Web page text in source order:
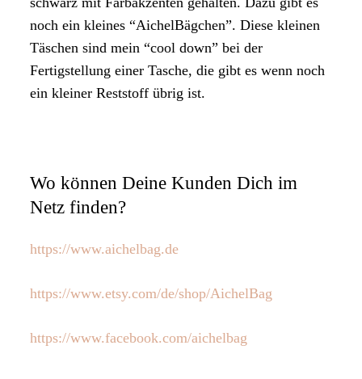
noch ein kleines “AichelBägchen”. Diese kleinen
Täschen sind mein “cool down” bei der
Fertigstellung einer Tasche, die gibt es wenn noch
ein kleiner Reststoff übrig ist.
Wo können Deine Kunden Dich im
Netz finden?
https://www.aichelbag.de
https://www.etsy.com/de/shop/AichelBag
https://www.facebook.com/aichelbag